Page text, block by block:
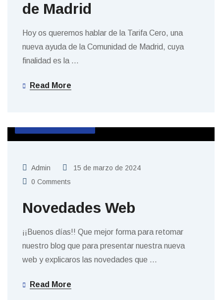
de Madrid
Hoy os queremos hablar de la Tarifa Cero, una
nueva ayuda de la Comunidad de Madrid, cuya
finalidad es la …
Read More
Admin
15 de marzo de 2024
0 Comments
Novedades Web
¡¡Buenos días!! Que mejor forma para retomar
nuestro blog que para presentar nuestra nueva
web y explicaros las novedades que …
Read More